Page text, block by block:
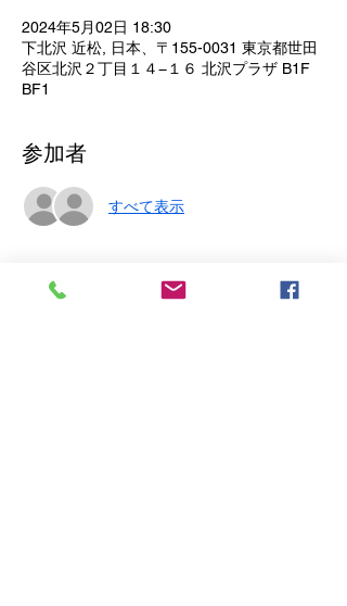
2024年5月02日 18:30
下北沢 近松, 日本、〒155-0031 東京都世田
谷区北沢２丁目１４−１６ 北沢プラザ B1F
BF1
参加者
すべて表示
イベントについて